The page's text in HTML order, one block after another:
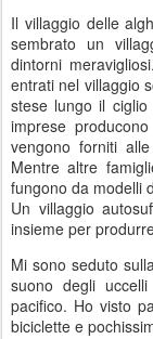
Il villaggio delle
sembrato un
dintorni
entrati nel villaggio
stese lungo il
imprese
vengono forniti
Mentre altre
fungono da modelli
Un villaggio
insieme per
Mi sono seduto
suono degli
pacifico. Ho visto
biciclette e